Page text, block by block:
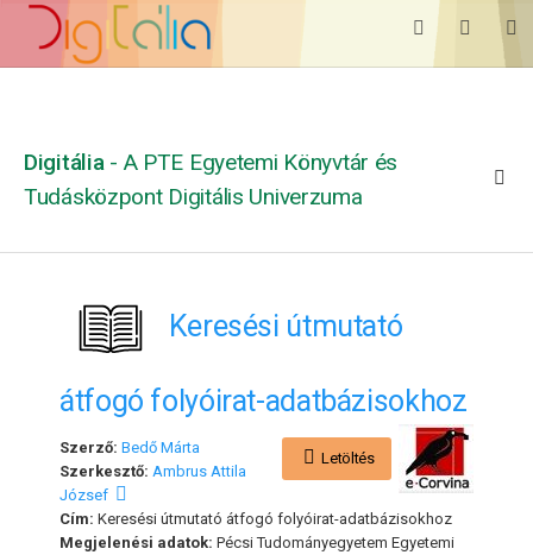
Digitália - A PTE Egyetemi Könyvtár és
Tudásközpont Digitális Univerzuma
Keresési útmutató
átfogó folyóirat-adatbázisokhoz
Letöltés
Szerző: Bedő Márta
Szerkesztő: Ambrus Attila
József
Cím: Keresési útmutató átfogó folyóirat-adatbázisokhoz
Megjelenési adatok: Pécsi Tudományegyetem Egyetemi